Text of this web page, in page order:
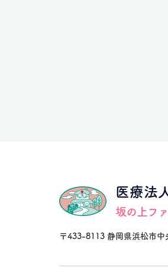
医療法
坂の上フ
〒433-8113 静岡県浜松市